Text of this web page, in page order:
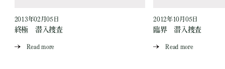
2013年02月05日
終極 潜入捜査
Read more
2012年10月05日
臨界 潜入捜査
Read more